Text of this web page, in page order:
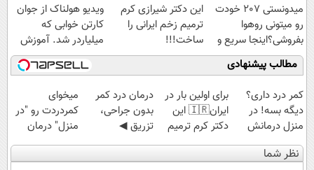
میدونستی 207 خودت
رو میتونی روهوا
بفروشی؟اینجا سریع و
راحت بفروش
این دکتر شیرازی کرم
ترمیم زخم ایرانی را
ساخت!!!
ویدیو هولناک از جوان
کارتن خوابی که
میلیاردر شد. آموزش
رایگان
مطالب پیشنهادی
کمر درد داری؟
دیگه بسه! در
منزل درمانش
کن
(◀پرسش‌نامه)
برای اولین بار در
ایران🇮🇷 این
دکتر کرم ترمیم
کننده 23 روزه
ساخت!
درمان درد کمر
بدون جراحی،
تزریق ◀
پرسش‌نامه رو پر
کن ▶
میخوای
کمردردت رو "در
منزل" درمان
کنی؟ (◂فیلم +
◂پرسش‌نامه)
نظر شما